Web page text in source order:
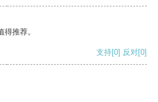
推荐。
支持[0] 反对[0]